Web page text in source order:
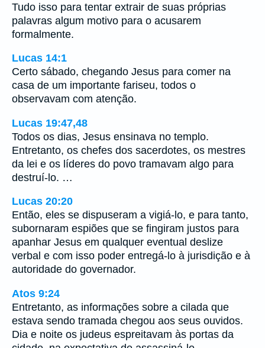
Tudo isso para tentar extrair de suas próprias
palavras algum motivo para o acusarem
formalmente.
Lucas 14:1
Certo sábado, chegando Jesus para comer na
casa de um importante fariseu, todos o
observavam com atenção.
Lucas 19:47,48
Todos os dias, Jesus ensinava no templo.
Entretanto, os chefes dos sacerdotes, os mestres
da lei e os líderes do povo tramavam algo para
destruí-lo. …
Lucas 20:20
Então, eles se dispuseram a vigiá-lo, e para tanto,
subornaram espiões que se fingiram justos para
apanhar Jesus em qualquer eventual deslize
verbal e com isso poder entregá-lo à jurisdição e à
autoridade do governador.
Atos 9:24
Entretanto, as informações sobre a cilada que
estava sendo tramada chegou aos seus ouvidos.
Dia e noite os judeus espreitavam às portas da